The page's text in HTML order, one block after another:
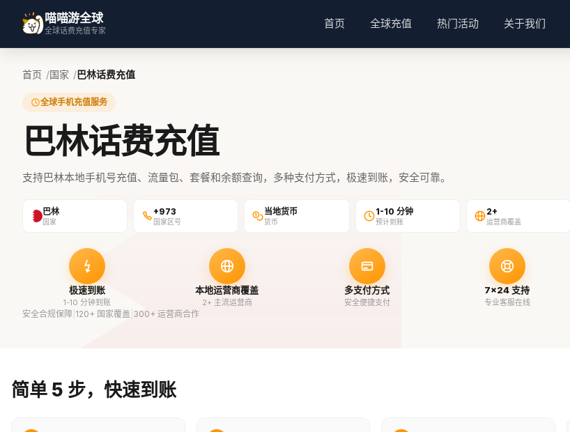
喵喵游全球
全球话费充值专家
首页 全球充值 热门活动 关于我们
首页 国家 巴林话费充值
全球手机充值服务
巴林话费充值
支持巴林本地手机号充值、流量包、套餐和余额查询，多种支付方式，极速到账，安全可靠。
巴林
国家
+973
国家区号
当地货币
货币
1-10 分钟
预计到账
2+
运营商覆盖
极速到账
1-10 分钟到账
本地运营商覆盖
2+ 主流运营商
多支付方式
安全便捷支付
7×24 支持
专业客服在线
安全合规保障 120+ 国家覆盖 300+ 运营商合作
简单 5 步，快速到账